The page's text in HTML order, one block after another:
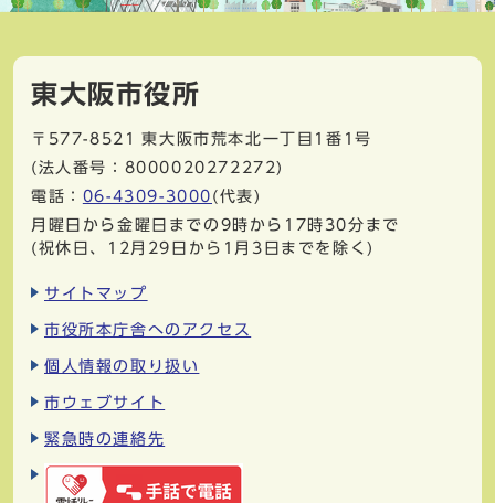
東大阪市役所
〒577-8521
東大阪市荒本北一丁目1番1号
(法人番号：8000020272272)
電話： 06-4309-3000 (代表)
月曜日から金曜日までの9時から17時30分まで
(祝休日、12月29日から1月3日までを除く)
サイトマップ
市役所本庁舎へのアクセス
個人情報の取り扱い
市ウェブサイト
緊急時の連絡先